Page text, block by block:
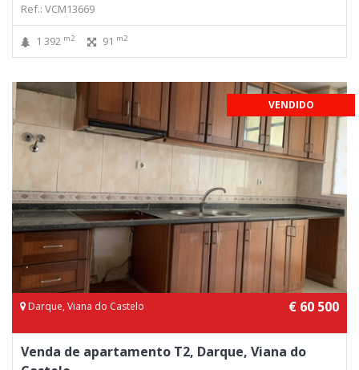
Ref.: VCM13669
1 392 m2 91 m2
VENDIDO
Darque, Viana do Castelo € 60 500
Venda de apartamento T2, Darque, Viana do